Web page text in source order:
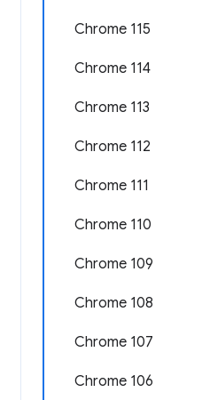
Chrome 115
Chrome 114
Chrome 113
Chrome 112
Chrome 111
Chrome 110
Chrome 109
Chrome 108
Chrome 107
Chrome 106